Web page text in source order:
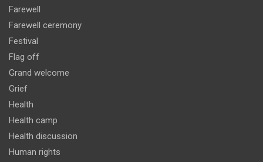
Farewell
Farewell ceremony
Festival
Flag off
Grand welcome
Grief
Health
Health camp
Health discussion
Human rights